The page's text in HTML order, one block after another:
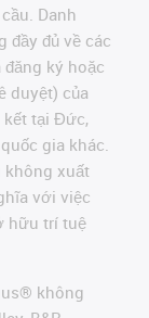
Danh
đầy đủ về các
ký hoặc
duyệt) của
kết tại Đức,
gia khác.
không xuất
với việc
hữu trí tuệ
không